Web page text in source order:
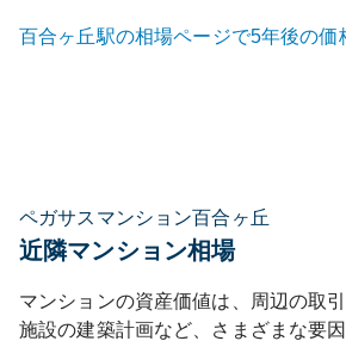
百合ヶ丘駅の相場ページで5年後の価
ペガサスマンション百合ヶ丘
近隣マンション相場
マンションの資産価値は、周辺の取
施設の建築計画など、さまざまな要因